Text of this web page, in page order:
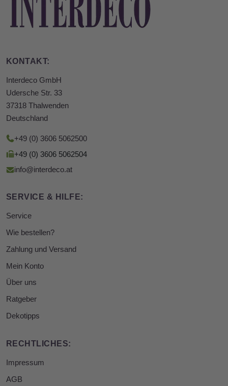
KONTAKT:
Interdeco GmbH
Udersche Str. 33
37318 Thalwenden
Deutschland
+49 (0) 3606 5062500
+49 (0) 3606 5062504
info@interdeco.at
SERVICE & HILFE:
Service
Wie bestellen?
Zahlung und Versand
Mein Konto
Über uns
Ratgeber
Dekotipps
RECHTLICHES:
Impressum
AGB